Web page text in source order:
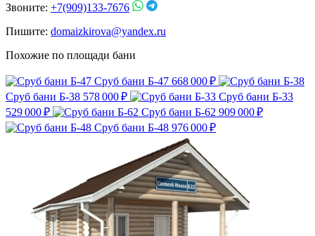
Звоните: +7(909)133-7676
Пишите: domaizkirova@yandex.ru
Похожие по площади бани
Сруб бани Б-47 668 000 ₽
Сруб бани Б-38 578 000 ₽
Сруб бани Б-33
529 000 ₽
Сруб бани Б-62 909 000 ₽
Сруб бани Б-48 976 000 ₽